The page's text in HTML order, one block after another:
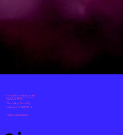
sara@stooribysara.fi
0406631376
Stoori by Sara Oy
y-tunnus: 3148096-7
Tietosuojaseloste